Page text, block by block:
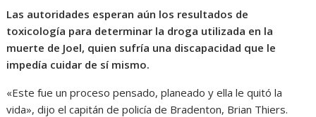
Las autoridades esperan aún los resultados de
toxicología para determinar la droga utilizada en la
muerte de Joel, quien sufría una discapacidad que le
impedía cuidar de sí mismo.
«Este fue un proceso pensado, planeado y ella le quitó la
vida», dijo el capitán de policía de Bradenton, Brian Thiers.